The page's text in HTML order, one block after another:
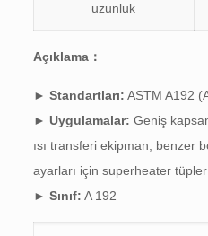
uzunluk
Açıklama：
► Standartları: ASTM A192
► Uygulamalar: Geniş
ısı transferi ekipman, benzer
ayarları için superheater tüpler
► Sınıf: A 192